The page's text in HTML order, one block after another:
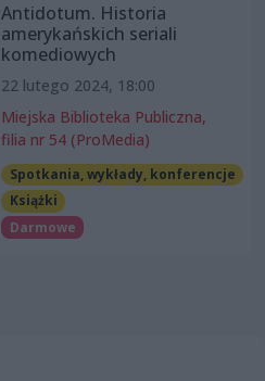
Antidotum. Historia
amerykańskich seriali
komediowych
22 lutego 2024, 18:00
Miejska Biblioteka Publiczna,
filia nr 54 (ProMedia)
Spotkania, wykłady, konferencje
Książki
Darmowe